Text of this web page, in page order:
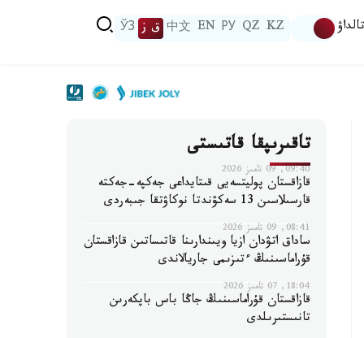
تالداۋ KZ
QZ
РУ
EN
中文 ق ز ЎЗ
تاقىرىپقا قاتىستى
09:40, 09 تامىز 2026
قازاقستان پوليتسەيى قىتايداعى جەكپە-جەكتە
قارسىلاسىن 13 سەكۋندتا نوكاۋتقا جىبەردى
08:41, 09 تامىز 2026
ساداق اتۋدان ازيا ويىندارىنا قاتىساتىن قازاقستان
قۇراماسىنىڭ ءتىزىمى جاريالاندى
18:04, 07 تامىز 2026
قازاقستان قۇراماسىنىڭ جاڭا باس باپكەرىن
تانىستىرىلدى